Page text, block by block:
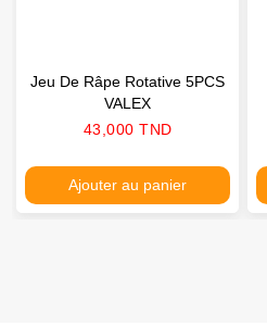
Jeu De Râpe Rotative 5PCS
VALEX
Prix
43,000 TND
Ajouter au panier